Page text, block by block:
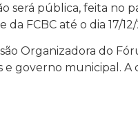
será pública, feita
FCBC até o dia 17/
Organizadora do
governo municipal. A